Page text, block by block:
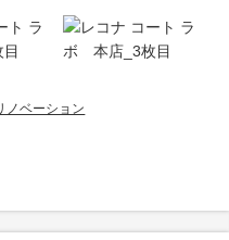
ノベーション